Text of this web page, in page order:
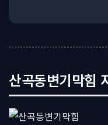
산곡동변기막힘